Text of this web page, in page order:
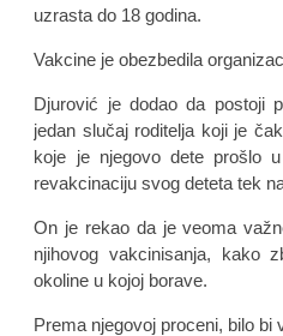
uzrasta do 18 godina.
Vakcine je obezbedila
Djurović je dodao da postoji
jedan slučaj roditelja koji je
koje je njegovo dete prošlo
revakcinaciju svog deteta tek
On je rekao da je veoma
njihovog vakcinisanja, kako
okoline u kojoj borave.
Prema njegovoj proceni, bilo